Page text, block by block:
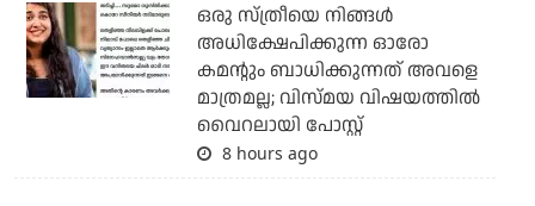
ഒരു സ്ത്രീയെ നിങ്ങള്‍
അധിക്ഷേപിക്കുന്ന ഓരോ
കമന്റും ബാധിക്കുന്നത് അവളെ
മാത്രമല്ല; വിസ്മയ വിഷയത്തില്‍
വൈറലായി പോസ്റ്റ്
8 hours ago